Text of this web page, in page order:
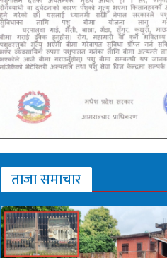
ताजा समाचार